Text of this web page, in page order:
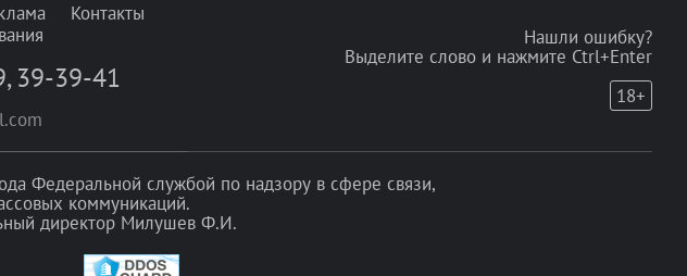
Контакты
, 39-39-41
Нашли ошибку?
Выделите слово и нажмите Ctrl+Enter
18+
Федеральной службой по надзору в сфере связи,
коммуникаций.
директор Милушев Ф.И.